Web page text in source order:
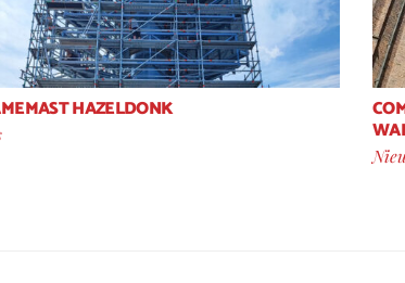
HAZELDONK